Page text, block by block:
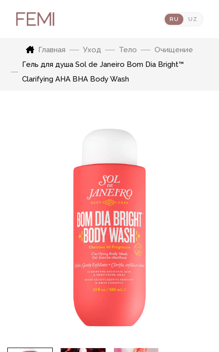
RU UZ
Главная Уход Тело
Очищение
Гель для душа Sol de Janeiro Bom Dia Bright™
Clarifying AHA BHA Body Wash